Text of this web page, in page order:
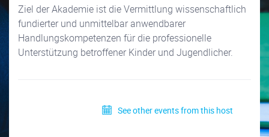
Ziel der Akademie ist die Vermittlung wissenschaftlich
fundierter und unmittelbar anwendbarer
Handlungskompetenzen für die professionelle
Unterstützung betroffener Kinder und Jugendlicher.
See other events from this host